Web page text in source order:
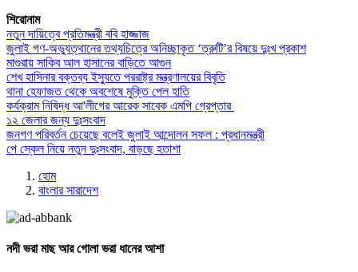
শিরোনাম
নতুন দায়িত্বে প্রতিমন্ত্রী ববি হাজ্জাজ
জুলাই গণ-অভ্যুত্থানের তথ্যচিত্রে অনিচ্ছাকৃত ‘ত্রুটি’র বিষয়ে দুঃখ প্রকাশ
মাগুরায় সাকিব আল হাসানের বাড়িতে আগুন
শেখ হাসিনার বক্তব্য ইস্যুতে পররাষ্ট্র মন্ত্রণালয়ের বিবৃতি
থানা হেফাজত থেকে অবশেষে মুক্তি পেল হাতি
কর্যক্রাম নিষিদ্ধ আ'লীগের আরেক সাবেক এমপি গ্রেপ্তার
১২ জেলার জন্য দুঃসংবাদ
জনগণ পরিবর্তন চেয়েছে বলেই জুলাই আন্দোলন সফল : প্রধানমন্ত্রী
পে স্কেল নিয়ে নতুন দুঃসংবাদ, বাড়ছে হতাশা
হোম
বাংলার সারাদেশ
নদী ভরা মাছ আর গোলা ভরা ধানের আশা